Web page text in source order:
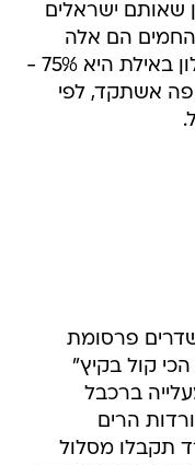
שאותם ישראלים
החמים הם אלה
שתורמים לכך שתפוסת בתי המלון באילת היא 75% -
אשתקד, לפי
פרסומת
קול בקיץ"
ברכבל
הרים
תקבלו מסלול